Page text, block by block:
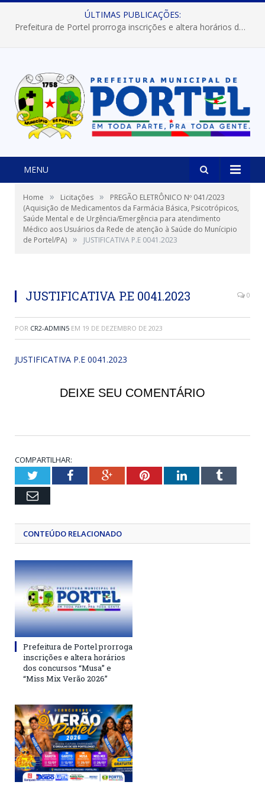
ÚLTIMAS PUBLICAÇÕES:
Prefeitura de Portel prorroga inscrições e altera horários dos concursos “Musa” e “Miss Mix Verão 2026”
MENU
Home » Licitações »
PREGÃO ELETRÔNICO Nº 041/2023
(Aquisição de Medicamentos da Farmácia Básica, Psicotrópicos,
Saúde Mental e de Urgência/Emergência para atendimento
Médico aos Usuários da Rede de atenção à Saúde do Munícipio
de Portel/PA) » JUSTIFICATIVA P.E 0041.2023
JUSTIFICATIVA P.E 0041.2023 0
POR CR2-ADMIN5 EM 19 DE DEZEMBRO DE 2023
JUSTIFICATIVA P.E 0041.2023
DEIXE SEU COMENTÁRIO
COMPARTILHAR:
TwitterFacebookGoogle+PinterestLinkedInTumblr
Email
CONTEÚDO RELACIONADO
Prefeitura de Portel prorroga
inscrições e altera horários
dos concursos “Musa” e
“Miss Mix Verão 2026”